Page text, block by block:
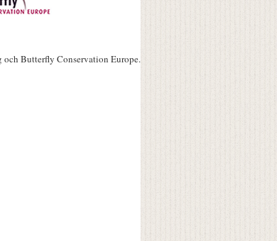
och Butterfly Conservation Europe.